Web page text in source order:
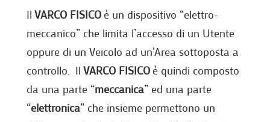
Il VARCO FISICO è un dispositivo “elettro-
meccanico” che limita l’accesso di un Utente
oppure di un Veicolo ad un’Area sottoposta a
controllo. Il VARCO FISICO è quindi composto
da una parte “meccanica” ed una parte
“elettronica” che insieme permettono un